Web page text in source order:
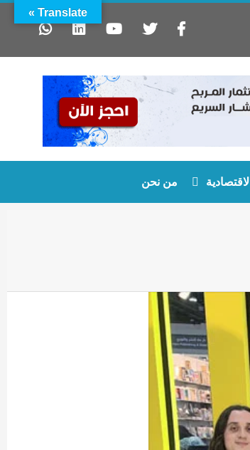
الاقتصادية من نحن
Translate »